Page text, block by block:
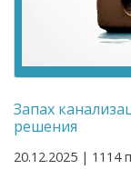
Запах
решения
20.12.2025 | 1114